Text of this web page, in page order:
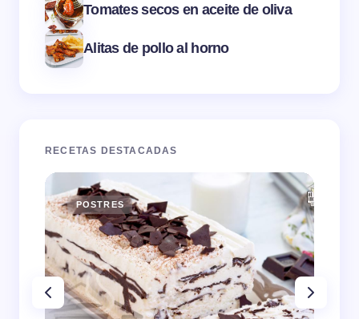
Tomates secos en aceite de oliva
Alitas de pollo al horno
RECETAS DESTACADAS
POSTRES